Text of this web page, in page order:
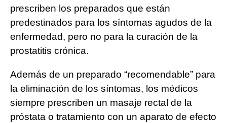
prescriben los preparados que están
predestinados para los síntomas agudos de la
enfermedad, pero no para la curación de la
prostatitis crónica.
Además de un preparado “recomendable” para
la eliminación de los síntomas, los médicos
siempre prescriben un masaje rectal de la
próstata o tratamiento con un aparato de efecto